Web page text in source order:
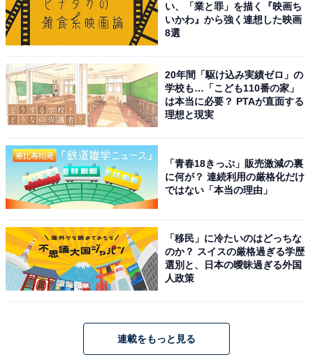
い、「業と罪」を描く『映画ち
いかわ』から強く連想した映画
8選
20年間「駆け込み実績ゼロ」の
学校も…「こども110番の家」
は本当に必要？ PTAが直面する
理想と現実
「青春18きっぷ」販売激減の裏
に何が？ 連続利用の厳格化だけ
ではない「本当の理由」
「移民」に冷たいのはどっちな
のか？ スイスの厳格過ぎる学歴
選別と、日本の曖昧過ぎる外国
人政策
連載をもっと見る